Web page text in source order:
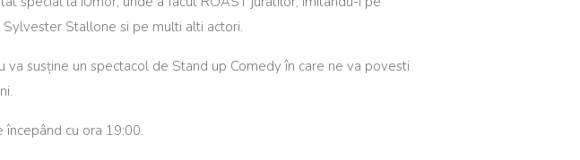
Stallone si pe multi alti actori.
va susține un spectacol de Stand up Comedy în care ne va povesti
cu ora 19:00.